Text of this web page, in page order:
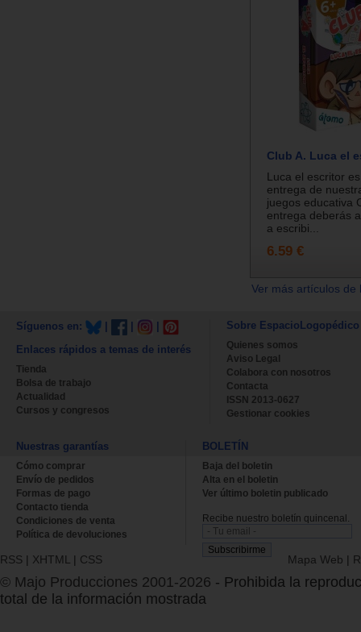
Club A. Luca el
Luca el escritor
entrega de
juegos educativa
entrega deberás
a escribi...
6.59 €
Ver más artículos
Síguenos en:
Enlaces rápidos a temas de interés
Tienda
Bolsa de trabajo
Actualidad
Cursos y congresos
Sobre EspacioLogopédico
Quienes somos
Aviso Legal
Colabora con nosotros
Contacta
ISSN 2013-0627
Gestionar cookies
Nuestras garantías
Cómo comprar
Envío de pedidos
Formas de pago
Contacto tienda
Condiciones de venta
Política de devoluciones
BOLETÍN
Baja del boletin
Alta en el boletin
Ver último boletin publicado
Recibe nuestro boletín quincenal.
RSS | XHTML | CSS Mapa Web |
© Majo Producciones 2001-2026 - Prohibida la
total de la información mostrada